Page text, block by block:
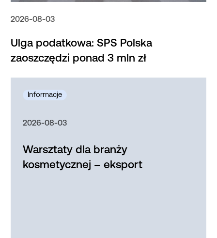
2026-08-03
Ulga podatkowa: SPS Polska
zaoszczędzi ponad 3 mln zł
2026-08-03
Warsztaty dla branży
kosmetycznej – eksport